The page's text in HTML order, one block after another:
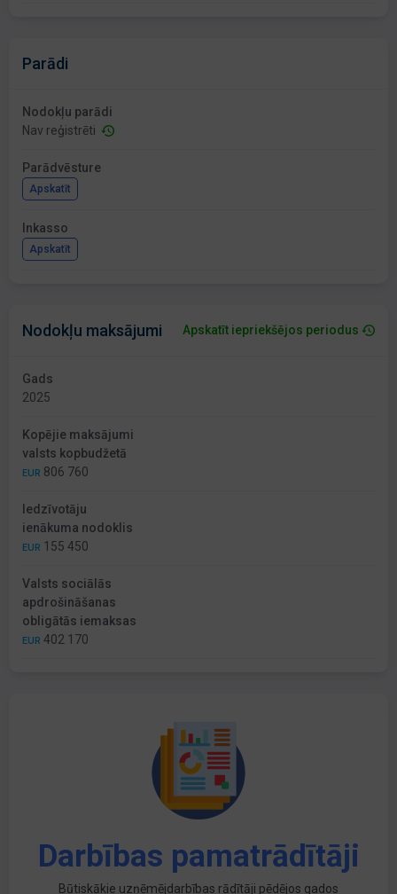
Parādi
Nodokļu parādi
Nav reģistrēti
Parādvēsture
Apskatīt
Inkasso
Apskatīt
Nodokļu maksājumi Apskatīt iepriekšējos periodus
Gads
2025
Kopējie maksājumi
valsts kopbudžetā
EUR 806 760
Iedzīvotāju
ienākuma nodoklis
EUR 155 450
Valsts sociālās
apdrošināšanas
obligātās iemaksas
EUR 402 170
Darbības pamatrādītāji
Būtiskākie uzņēmējdarbības rādītāji pēdējos gados